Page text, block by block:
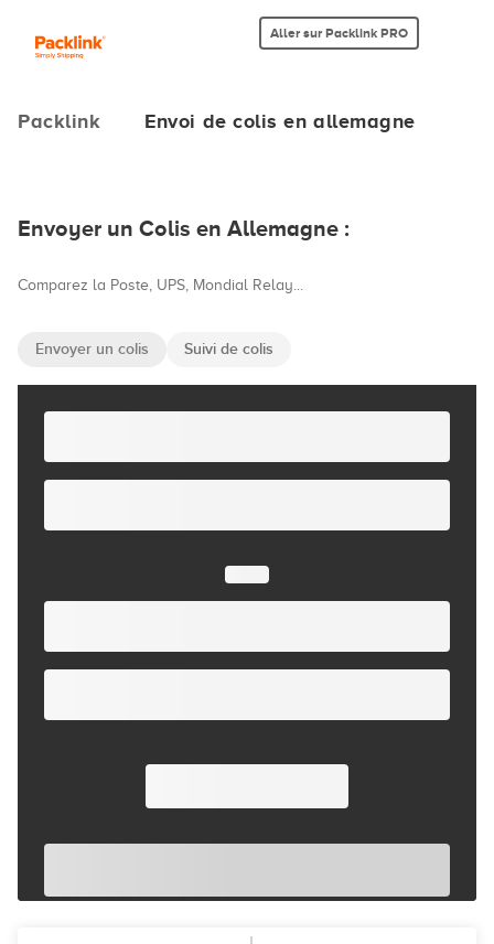
Aller sur Packlink PRO
Packlink Envoi de colis en allemagne
Envoyer un Colis en Allemagne :
Comparez la Poste, UPS, Mondial Relay...
Envoyer un colis Suivi de colis